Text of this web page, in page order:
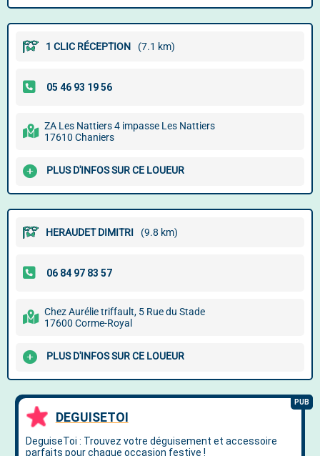
1 CLIC RÉCEPTION (7.1 km)
ZA Les Nattiers 4 impasse Les Nattiers
17610 Chaniers
PLUS D'INFOS SUR CE LOUEUR
HERAUDET DIMITRI (9.8 km)
Chez Aurélie triffault, 5 Rue du Stade
17600 Corme-Royal
PLUS D'INFOS SUR CE LOUEUR